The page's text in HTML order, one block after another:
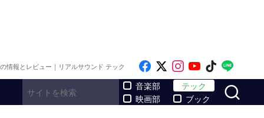
情報とレビュー｜リアルサウンド テック Like on Facebook
Follow on x
Follow on
Follow on
Follow
音楽部
映画部
テック
ブック